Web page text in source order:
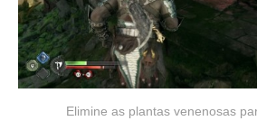
Elimine as plantas venenosas